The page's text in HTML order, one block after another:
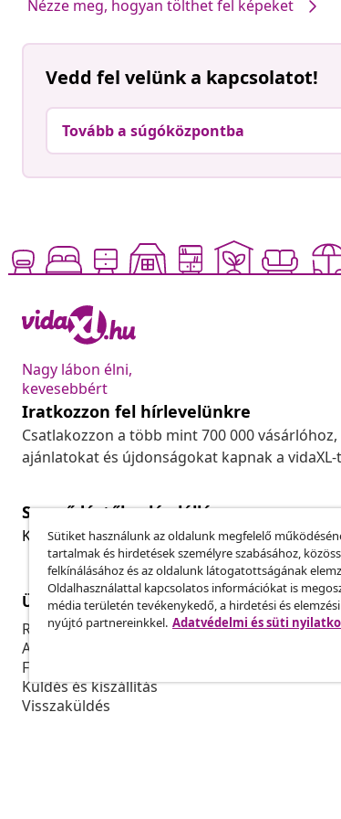
Nézze meg, hogyan tölthet fel képeket
Vedd fel velünk a kapcsolatot!
Tovább a súgóközpontba
Nagy lábon élni,
kevesebbért
Iratkozzon fel hírlevelünkre
Csatlakozzon a több mint 700 000
ajánlatokat és újdonságokat kapnak a vidaXL-
Szerződéstől való elállás
Küldj be egy rendelés lemondására
Ügyfélszolgálat
Rendelés nyomon követése
A fiókom
Fizetés
Küldés és kiszállítás
Visszaküldés
Sütiket használunk az oldalunk megfelelő
tartalmak és hirdetések személyre szabásához,
felkínálásához és az oldalunk látogatottságának
Oldalhasználattal kapcsolatos információkat is
média területén tevékenykedő, a hirdetési és
nyújtó partnereinkkel. Adatvédelmi és süti